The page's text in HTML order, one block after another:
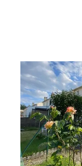
ST ETIENNE
89 m
, 5
Ref : 34090
Maison à
159
[C A VENDRE]